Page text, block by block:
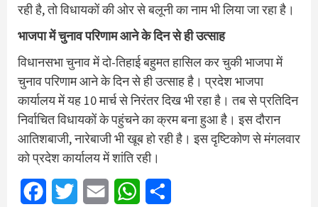
रही है, तो विधायकों की ओर से बलूनी का नाम भी लिया जा रहा है।
भाजपा में चुनाव परिणाम आने के दिन से ही उत्साह
विधानसभा चुनाव में दो-तिहाई बहुमत हासिल कर चुकी भाजपा में
चुनाव परिणाम आने के दिन से ही उत्साह है। प्रदेश भाजपा
कार्यालय में यह 10 मार्च से निरंतर दिख भी रहा है। तब से प्रतिदिन
निर्वाचित विधायकों के पहुंचने का क्रम बना हुआ है। इस दौरान
आतिशबाजी, नारेबाजी भी खूब हो रही है। इस दृष्टिकोण से मंगलवार
को प्रदेश कार्यालय में शांति रही।
FacebookTwitter Email WhatsApp